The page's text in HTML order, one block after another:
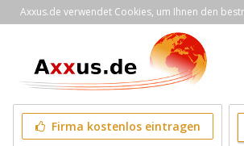
Axxus.de verwendet Cookies, um Ihnen den
Firma kostenlos eintragen